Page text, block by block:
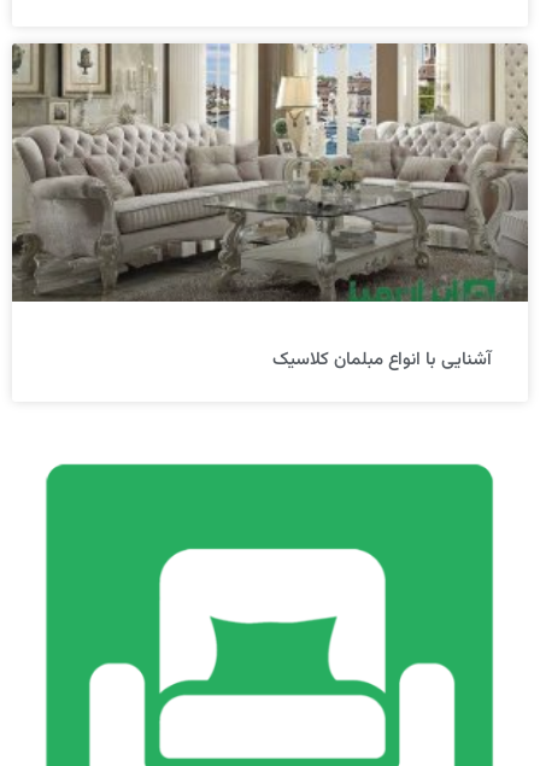
آشنایی با انواع مبلمان کلاسیک